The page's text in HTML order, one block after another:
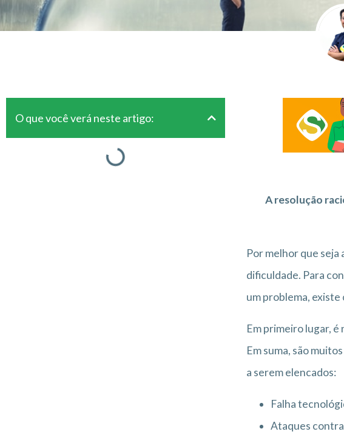
O que você verá neste artigo:
A resolução
Por melhor que seja
dificuldade. Para
um problema, existe
Em primeiro lugar,
Em suma, são
a serem elencados:
Falha
Ataques